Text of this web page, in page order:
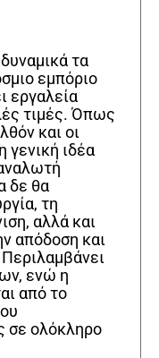
τα
εμπόριο
εργαλεία
τιμές. Όπως
και οι
γενική ιδέα
δε θα
τη
αλλά και
απόδοση και
ενώ η
από το
σε ολόκληρο